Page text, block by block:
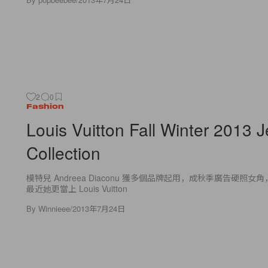
2 0
Fashion
Louis Vuitton Fall Winter 2013
Collection
模特兒 Andreea Diaconu 獲多個品牌起用，成秋季廣告硬照女角
最近她更當上 Louis Vuitton
By Winnieee/2013年7月24日